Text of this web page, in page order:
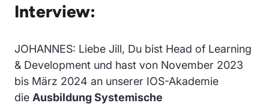
Interview:
JOHANNES: Liebe Jill, Du bist Head of Learning
& Development und hast von November 2023
bis März 2024 an unserer IOS-Akademie
die Ausbildung Systemische